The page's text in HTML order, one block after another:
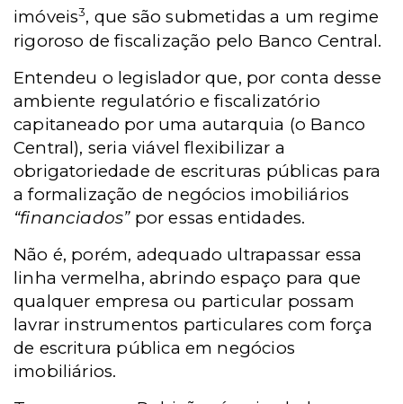
imóveis3, que são submetidas a um regime
rigoroso de fiscalização pelo Banco Central.
Entendeu o legislador que, por conta desse
ambiente regulatório e fiscalizatório
capitaneado por uma autarquia (o Banco
Central), seria viável flexibilizar a
obrigatoriedade de escrituras públicas para
a formalização de negócios imobiliários
“financiados”por essas entidades.
Não é, porém, adequado ultrapassar essa
linha vermelha, abrindo espaço para que
qualquer empresa ou particular possam
lavrar instrumentos particulares com força
de escritura pública em negócios
imobiliários.